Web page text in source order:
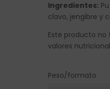
Ingredientes:
clavo, jengibre y
Este producto
valores
Peso/formato